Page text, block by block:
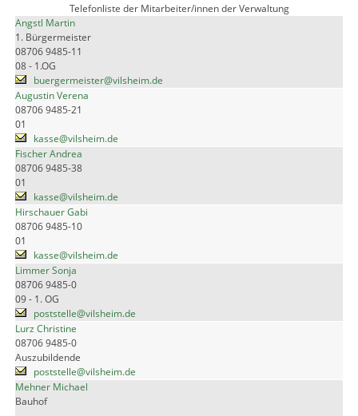
Telefonliste der Mitarbeiter/innen der Verwaltung
Angstl Martin
1. Bürgermeister
08706 9485-11
08 - 1.OG
buergermeister@vilsheim.de
Augustin Verena
08706 9485-21
01
kasse@vilsheim.de
Fischer Andrea
08706 9485-38
01
kasse@vilsheim.de
Hirschauer Gabi
08706 9485-10
01
kasse@vilsheim.de
Limmer Sonja
08706 9485-0
09 - 1. OG
poststelle@vilsheim.de
Lurz Christine
08706 9485-0
Auszubildende
poststelle@vilsheim.de
Mehner Michael
Bauhof